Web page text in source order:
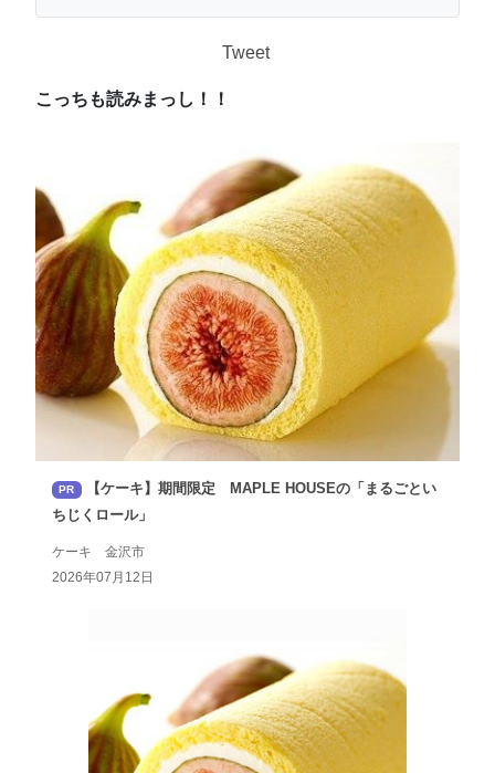
Tweet
こっちも読みまっし！！
PR
【ケーキ】期間限定 MAPLE HOUSEの「まるごとい
ちじくロール」
ケーキ 金沢市
2026年07月12日